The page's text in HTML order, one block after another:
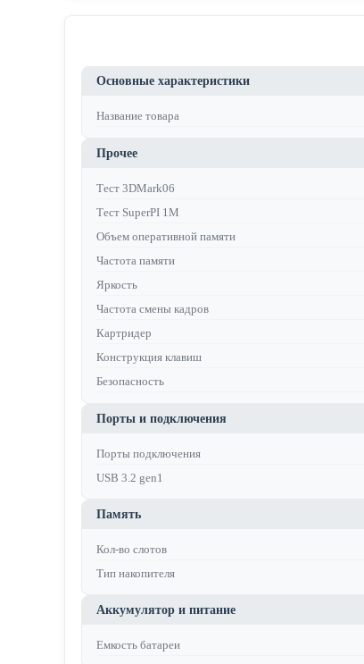
Основные характеристики
Название товара
Прочее
Тест 3DMark06
Тест SuperPI 1M
Объем оперативной памяти
Частота памяти
Яркость
Частота смены кадров
Картридер
Конструкция клавиш
Безопасность
Порты и подключения
Порты подключения
USB 3.2 gen1
Память
Кол-во слотов
Тип накопителя
Аккумулятор и питание
Емкость батареи